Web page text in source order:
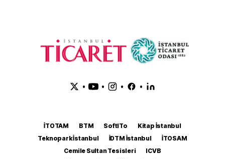
• • • •
İTOTAM BTM SoftITo
Kitap İstanbul
Teknopark İstanbul
İDTM İstanbul
İTOSAM
Cemile Sultan Tesisleri
ICVB